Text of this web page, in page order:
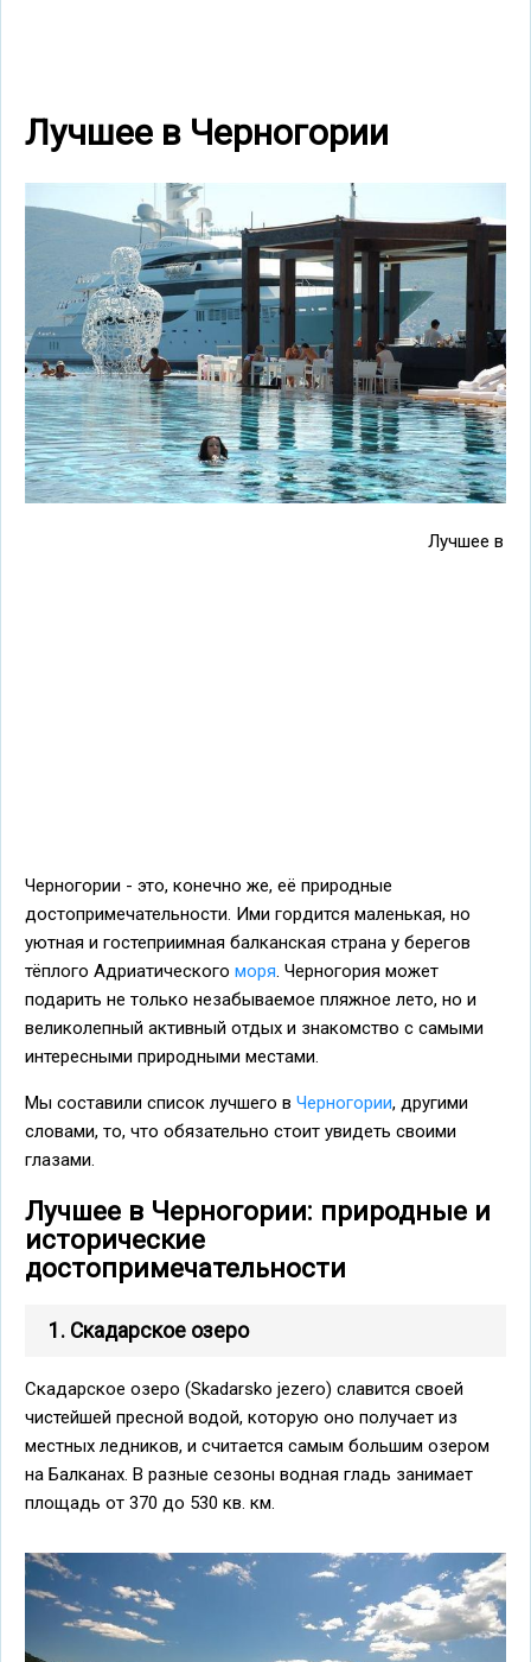
Лучшее в Черногории
Лучшее в
Черногории - это, конечно же, её природные
достопримечательности. Ими гордится маленькая, но
уютная и гостеприимная балканская страна у берегов
тёплого Адриатического моря. Черногория может
подарить не только незабываемое пляжное лето, но и
великолепный активный отдых и знакомство с самыми
интересными природными местами.
Мы составили список лучшего в Черногории, другими
словами, то, что обязательно стоит увидеть своими
глазами.
Лучшее в Черногории: природные и
исторические
достопримечательности
1. Скадарское озеро
Скадарское озеро (Skadarsko jezero) славится своей
чистейшей пресной водой, которую оно получает из
местных ледников, и считается самым большим озером
на Балканах. В разные сезоны водная гладь занимает
площадь от 370 до 530 кв. км.